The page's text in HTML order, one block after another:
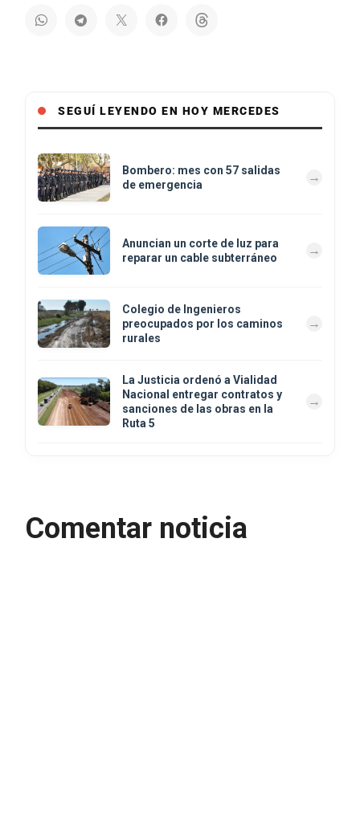
SEGUÍ LEYENDO EN HOY MERCEDES
Bombero: mes con 57 salidas
de emergencia
Anuncian un corte de luz para
reparar un cable subterráneo
Colegio de Ingenieros
preocupados por los caminos
rurales
La Justicia ordenó a Vialidad
Nacional entregar contratos y
sanciones de las obras en la
Ruta 5
Comentar noticia